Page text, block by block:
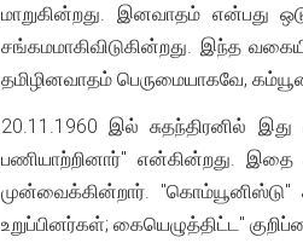
மாறுகின்றது. இனவாதம் என்பது
சங்கமமாகிவிடுகின்றது. இந்த
தமிழினவாதம் பெருமையாகவே,
20.11.1960 இல் சுதந்திரனில்
பணியாற்றினார்" என்கின்றது. இதை
முன்வைக்கின்றார். "கொம்யூனிஸ்டு"
உறுப்பினர்கள்; கையெழுத்திட்ட"